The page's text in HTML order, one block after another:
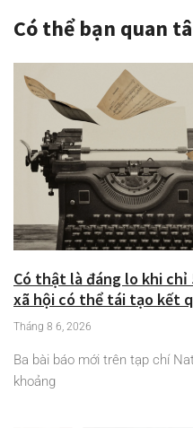
Có thể bạn quan
Có thật là đáng lo khi chỉ
xã hội có thể tái tạo kết
Tháng 8 6, 2026
Ba bài báo mới trên tạp chí
khoảng